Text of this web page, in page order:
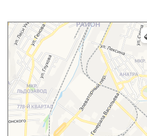
Slater
Кровля и кровельные материалы в Симферополе